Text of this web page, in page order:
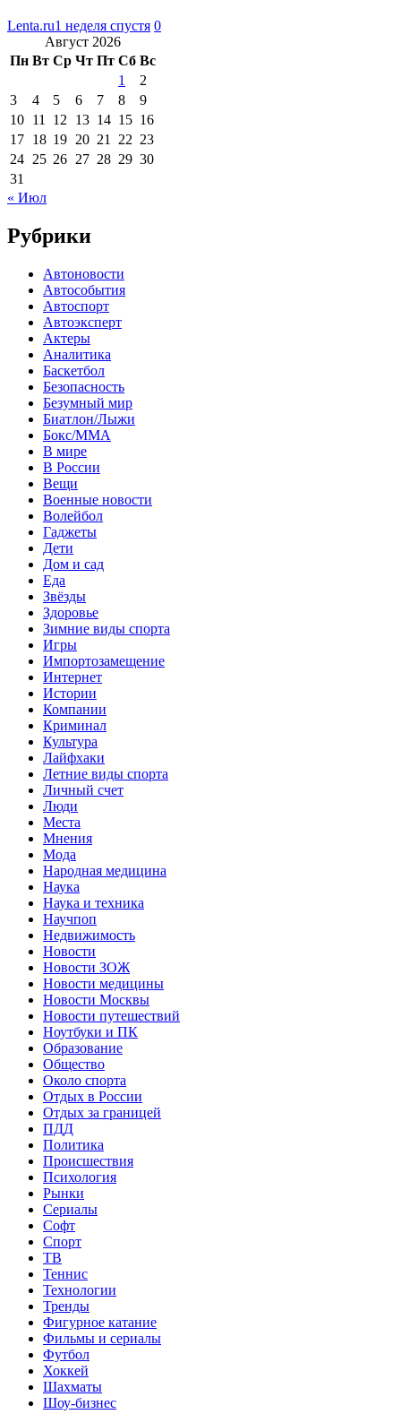
Lenta.ru1 неделя спустя 0
Август 2026
Пн Вт Ср Чт Пт Сб Вс
1
2
3
4 5 6 7 8
9
10 11 12 13 14 15 16
17 18 19 20 21 22 23
24 25 26 27 28 29 30
31
« Июл
Рубрики
Автоновости
Автособытия
Автоспорт
Автоэксперт
Актеры
Аналитика
Баскетбол
Безопасность
Безумный мир
Биатлон/Лыжи
Бокс/MMA
В мире
В России
Вещи
Военные новости
Волейбол
Гаджеты
Дети
Дом и сад
Еда
Звёзды
Здоровье
Зимние виды спорта
Игры
Импортозамещение
Интернет
Истории
Компании
Криминал
Культура
Лайфхаки
Летние виды спорта
Личный счет
Люди
Места
Мнения
Мода
Народная медицина
Наука
Наука и техника
Научпоп
Недвижимость
Новости
Новости ЗОЖ
Новости медицины
Новости Москвы
Новости путешествий
Ноутбуки и ПК
Образование
Общество
Около спорта
Отдых в России
Отдых за границей
ПДД
Политика
Происшествия
Психология
Рынки
Сериалы
Софт
Спорт
ТВ
Теннис
Технологии
Тренды
Фигурное катание
Фильмы и сериалы
Футбол
Хоккей
Шахматы
Шоу-бизнес